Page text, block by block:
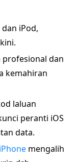
iPod,
dan
kemahiran
laluan
peranti iOS
data.
mengalih